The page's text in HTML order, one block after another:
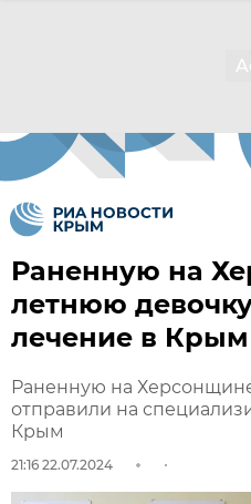
Раненную на
летнюю
лечение в Крым
Раненную на
отправили на
Крым
21:16 22.07.2024